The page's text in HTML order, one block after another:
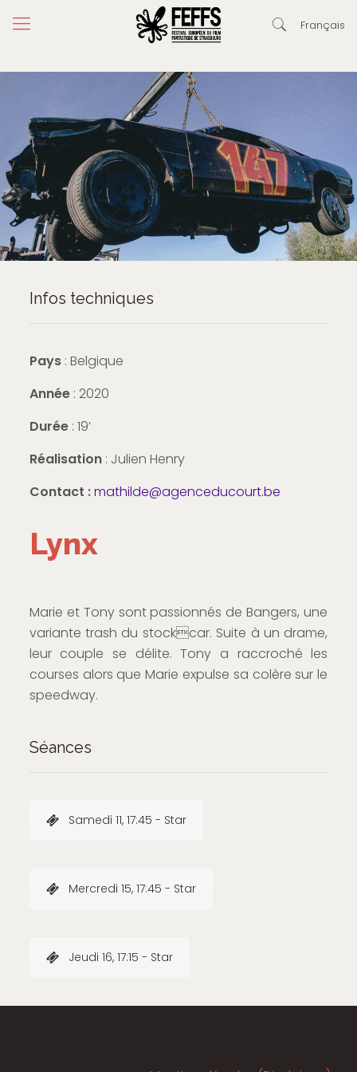
Français
Infos techniques
Pays : Belgique
Année : 2020
Durée: 19’
Réalisation: Julien Henry
Contact :mathilde@agenceducourt.be
Lynx
Marie et Tony sont passionnés de Bangers, une
variante trash du stockcar. Suite à un drame,
leur couple se délite. Tony a raccroché les
courses alors que Marie expulse sa colère sur le
speedway.
Séances
Samedi 11, 17:45 - Star
Mercredi 15, 17:45 - Star
Jeudi 16, 17:15 - Star